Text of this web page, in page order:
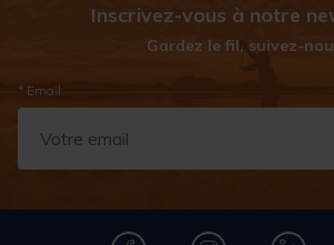
Inscrivez-vous à notre
Gardez le fil, suivez-
* Email